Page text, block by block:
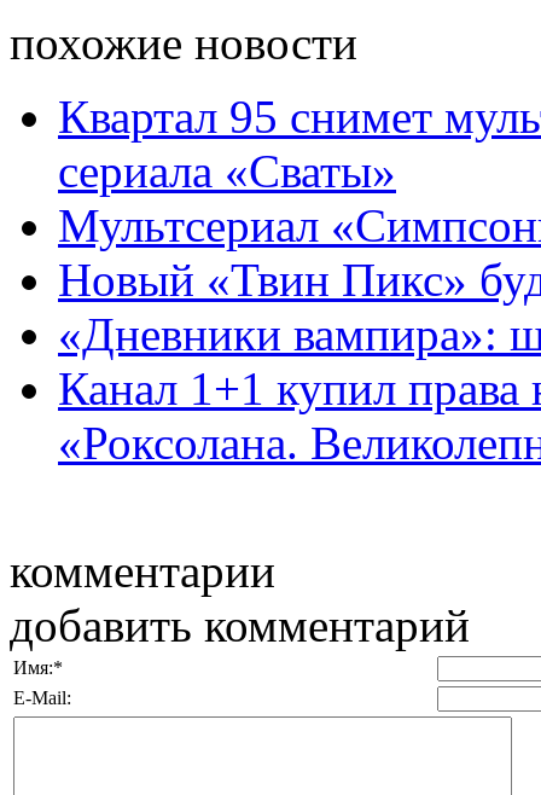
похожие новости
Квартал 95 снимет
сериала «Сваты»
Мультсериал
Новый «Твин Пикс»
«Дневники вампира»:
Канал 1+1 купил права
«Роксолана.
комментарии
добавить комментарий
Имя:*
E-Mail: